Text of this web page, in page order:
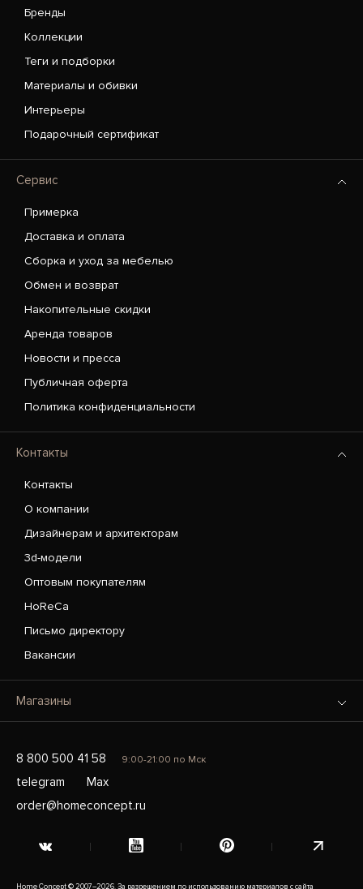
Бренды
Коллекции
Теги и подборки
Материалы и обивки
Интерьеры
Подарочный сертификат
Сервис
Примерка
Доставка и оплата
Сборка и уход за мебелью
Обмен и возврат
Накопительные скидки
Аренда товаров
Новости и пресса
Публичная оферта
Политика конфиденциальности
Контакты
Контакты
О компании
Дизайнерам и архитекторам
3d-модели
Оптовым покупателям
HoReCa
Письмо директору
Вакансии
Магазины
8 800 500 41 58 9:00-21:00 по Мск
telegram
Max
order@homeconcept.ru
Home Concept © 2007–2026. За разрешением по использованию материалов с сайта